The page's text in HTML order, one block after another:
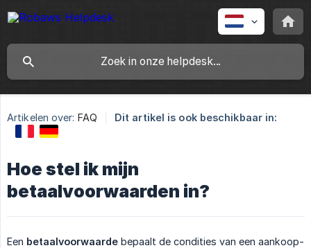
Artikelen over: FAQ Dit artikel is ook beschikbaar in:
Hoe stel ik mijn
betaalvoorwaarden in?
Een betaalvoorwaarde bepaalt de condities van een aankoop-